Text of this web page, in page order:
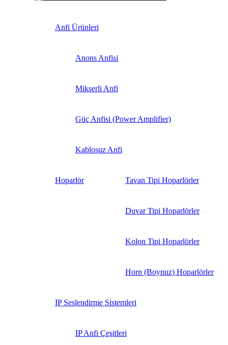
Anfi Ürünleri
Anons Anfisi
Mikserli Anfi
Güç Anfisi (Power Amplifier)
Kablosuz Anfi
Hoparlör Tavan Tipi Hoparlörler
Duvar Tipi Hoparlörler
Kolon Tipi Hoparlörler
Horn (Boynuz) Hoparlörler
IP Seslendirme Sistemleri
IP Anfi Çeşitleri